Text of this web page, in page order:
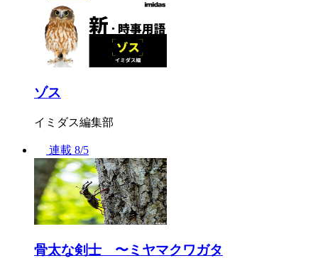
ゾス
イミダス編集部
連載 8/5
骨太な剣士 〜ミヤマクワガタ